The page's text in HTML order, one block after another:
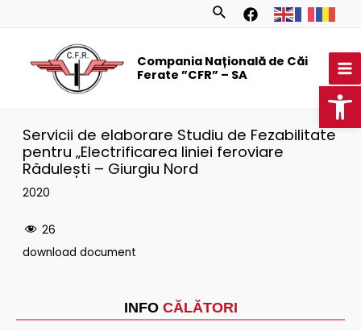
Search
Compania Națională de Căi
Ferate ”CFR” – SA
INFO CĂLĂTORI
Servicii de elaborare Studiu de Fezabilitate
pentru „Electrificarea liniei feroviare
Rădulești – Giurgiu Nord
2020
26
download document